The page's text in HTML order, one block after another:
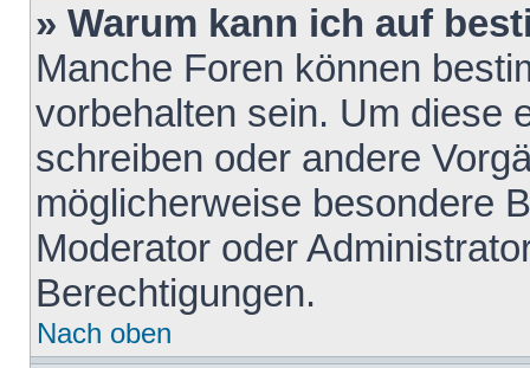
» Warum kann ich auf
Manche Foren können
vorbehalten sein. Um diese
schreiben oder andere
möglicherweise besondere
Moderator oder
Berechtigungen.
Nach oben